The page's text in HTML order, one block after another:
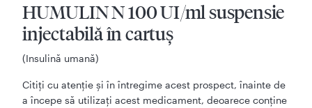
HUMULIN N 100 UI/ml suspensie
injectabilă în cartuş
(Insulină umană)
Citiți cu atenţie şi în întregime acest prospect, înainte de
a începe să utilizați acest medicament, deoarece conține